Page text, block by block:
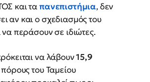
και ταπανεπιστήμια, δεν
αν και ο σχεδιασμός του
να περάσουν σε ιδιώτες.
να λάβουν15,9
του Ταμείου